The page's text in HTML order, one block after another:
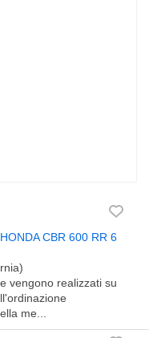
CBR 600 RR 6
vengono realizzati su
me...